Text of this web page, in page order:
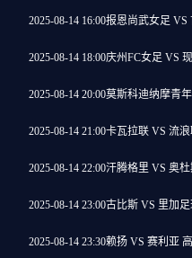
2025-08-14 16:00报恩尚武女足 VS
2025-08-14 18:00庆州FC女足 VS
2025-08-14 20:00莫斯科迪纳摩青
2025-08-14 21:00卡瓦拉联 VS 流
2025-08-14 22:00汗腾格里 VS 奥
2025-08-14 23:00古比斯 VS 里加
2025-08-14 23:30赖扬 VS 赛利亚